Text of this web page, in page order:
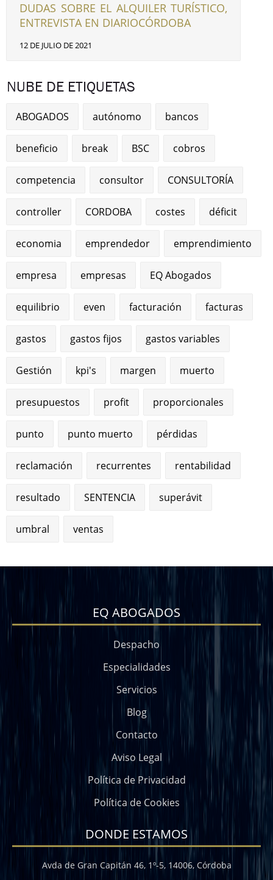
DUDAS SOBRE EL ALQUILER TURÍSTICO,
ENTREVISTA EN DIARIOCÓRDOBA
12 DE JULIO DE 2021
NUBE DE ETIQUETAS
ABOGADOS autónomo bancos
beneficio break BSC cobros
competencia consultor CONSULTORÍA
controller CORDOBA costes déficit
economia emprendedor emprendimiento
empresa empresas EQ Abogados
equilibrio even facturación facturas
gastos gastos fijos gastos variables
Gestión kpi's margen muerto
presupuestos profit proporcionales
punto punto muerto pérdidas
reclamación recurrentes rentabilidad
resultado SENTENCIA superávit
umbral ventas
EQ ABOGADOS
Despacho
Especialidades
Servicios
Blog
Contacto
Aviso Legal
Política de Privacidad
Política de Cookies
DONDE ESTAMOS
Avda de Gran Capitán 46, 1º-5, 14006, Córdoba